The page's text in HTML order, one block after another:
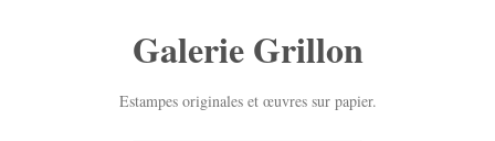
Galerie Grillon
Estampes originales et œuvres sur papier.